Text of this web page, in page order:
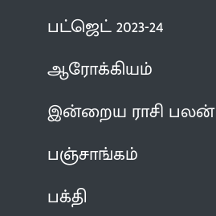
பட்ஜெட் 2023-24
ஆரோக்கியம்
இன்றைய ராசி பலன்
பஞ்சாங்கம்
பக்தி